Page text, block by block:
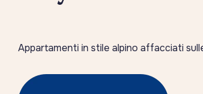
Appartamenti in stile alpino affacciati